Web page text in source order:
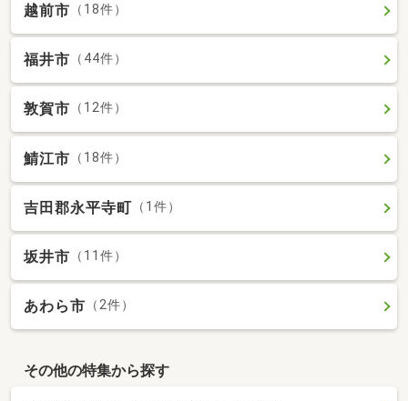
越前市 （18件）
福井市 （44件）
敦賀市 （12件）
鯖江市 （18件）
吉田郡永平寺町 （1件）
坂井市 （11件）
あわら市 （2件）
その他の特集から探す